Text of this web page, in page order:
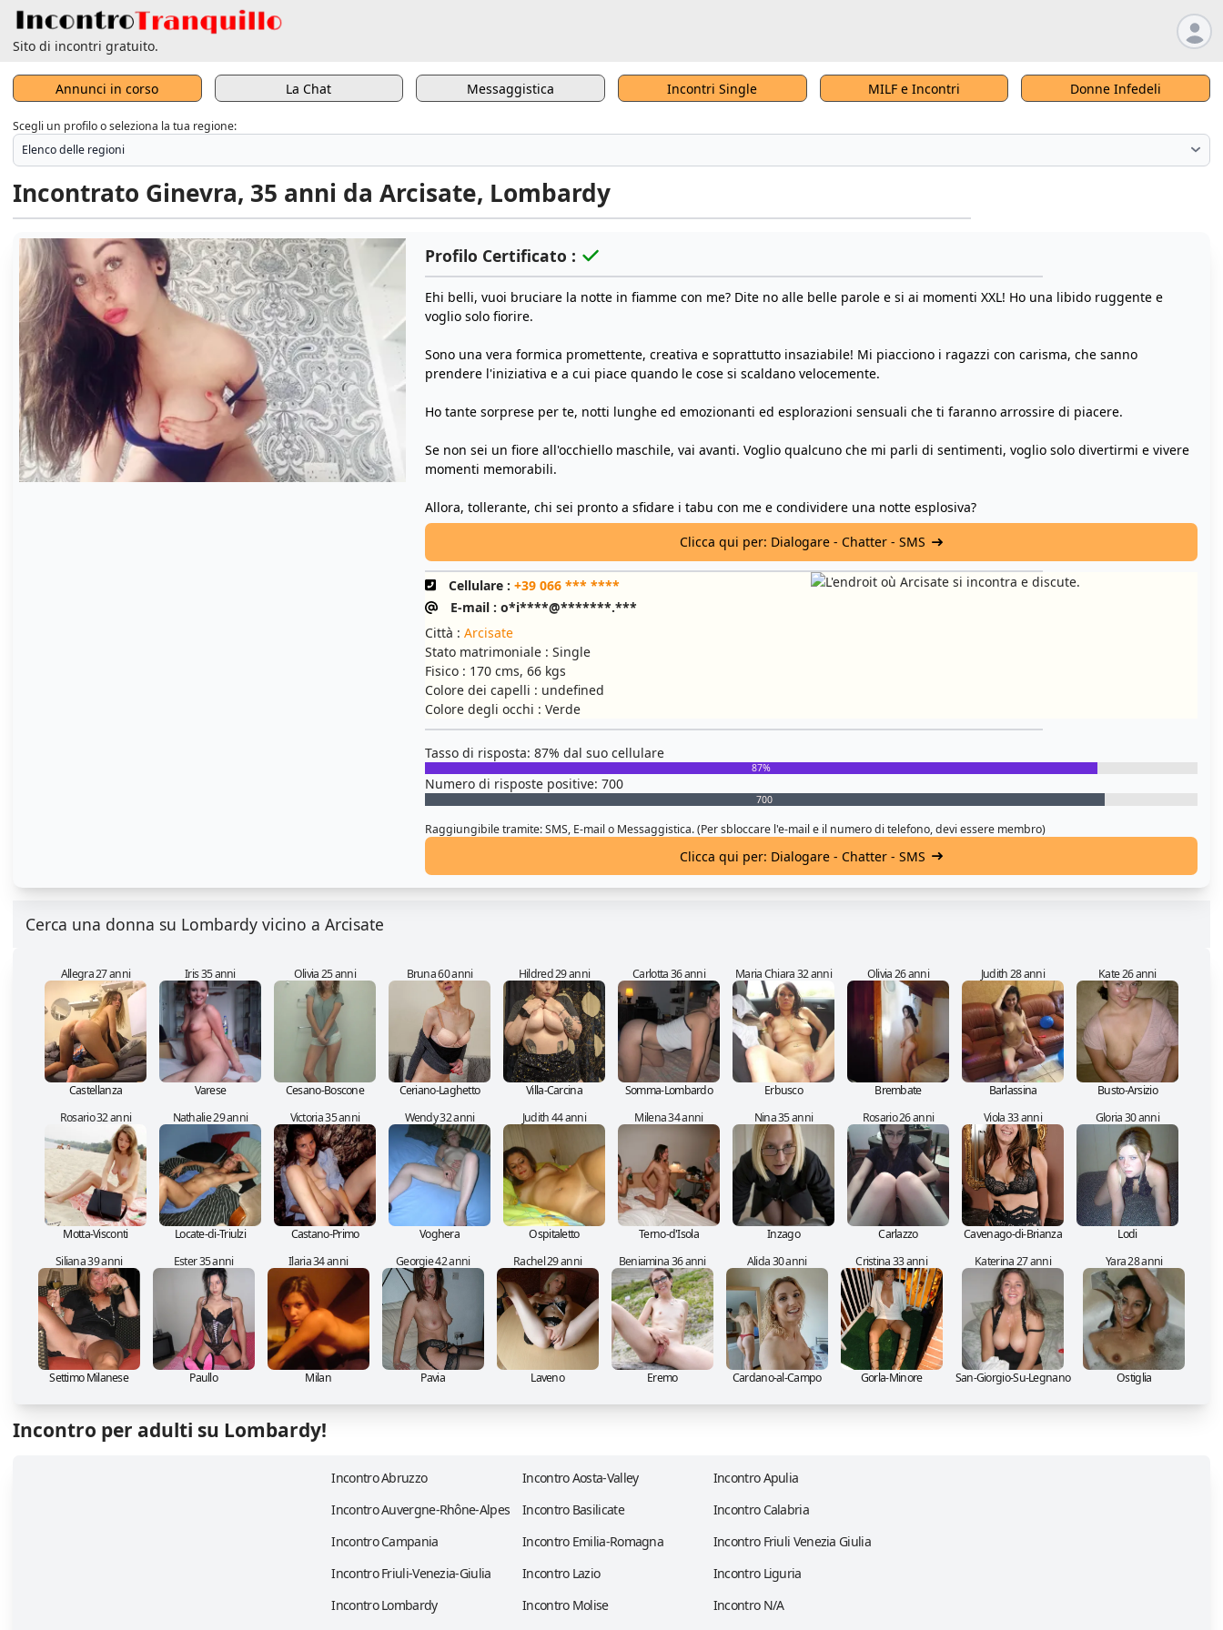
Sito di incontri gratuito.
Annunci in corso La Chat Messaggistica Incontri Single MILF e Incontri Donne Infedeli
Scegli un profilo o seleziona la tua regione:
Incontrato Ginevra, 35 anni da Arcisate, Lombardy
Profilo Certificato :
Ehi belli, vuoi bruciare la notte in fiamme con me? Dite no alle belle parole e si ai momenti XXL! Ho una libido ruggente e
voglio solo fiorire.
Sono una vera formica promettente, creativa e soprattutto insaziabile! Mi piacciono i ragazzi con carisma, che sanno
prendere l'iniziativa e a cui piace quando le cose si scaldano velocemente.
Ho tante sorprese per te, notti lunghe ed emozionanti ed esplorazioni sensuali che ti faranno arrossire di piacere.
Se non sei un fiore all'occhiello maschile, vai avanti. Voglio qualcuno che mi parli di sentimenti, voglio solo divertirmi e vivere
momenti memorabili.
Allora, tollerante, chi sei pronto a sfidare i tabu con me e condividere una notte esplosiva?
Clicca qui per: Dialogare - Chatter - SMS
Cellulare : +39 066 *** ****
E-mail : o*i****@*******.***
Città : Arcisate
Stato matrimoniale : Single
Fisico : 170 cms, 66 kgs
Colore dei capelli : undefined
Colore degli occhi : Verde
Tasso di risposta: 87% dal suo cellulare
87%
Numero di risposte positive: 700
700
Raggiungibile tramite: SMS, E-mail o Messaggistica. (Per sbloccare l'e-mail e il numero di telefono, devi essere membro)
Clicca qui per: Dialogare - Chatter - SMS
Cerca una donna su Lombardy vicino a Arcisate
Allegra 27 anni
Castellanza
Iris 35 anni
Varese
Olivia 25 anni
Cesano-Boscone
Bruna 60 anni
Ceriano-Laghetto
Hildred 29 anni
Villa-Carcina
Carlotta 36 anni
Somma-Lombardo
Maria Chiara 32 anni
Erbusco
Olivia 26 anni
Brembate
Judith 28 anni
Barlassina
Kate 26 anni
Busto-Arsizio
Rosario 32 anni
Motta-Visconti
Nathalie 29 anni
Locate-di-Triulzi
Victoria 35 anni
Castano-Primo
Wendy 32 anni
Voghera
Judith 44 anni
Ospitaletto
Milena 34 anni
Terno-d'Isola
Nina 35 anni
Inzago
Rosario 26 anni
Carlazzo
Viola 33 anni
Cavenago-di-Brianza
Gloria 30 anni
Lodi
Siliana 39 anni
Settimo Milanese
Ester 35 anni
Paullo
Ilaria 34 anni
Milan
Georgie 42 anni
Pavia
Rachel 29 anni
Laveno
Beniamina 36 anni
Eremo
Alida 30 anni
Cardano-al-Campo
Cristina 33 anni
Gorla-Minore
Katerina 27 anni
San-Giorgio-Su-Legnano
Yara 28 anni
Ostiglia
Incontro per adulti su Lombardy!
Incontro Abruzzo Incontro Aosta-Valley
Incontro Apulia
Incontro Auvergne-Rhône-Alpes
Incontro Basilicate
Incontro Calabria
Incontro Campania
Incontro Emilia-Romagna
Incontro Friuli Venezia Giulia
Incontro Friuli-Venezia-Giulia
Incontro Lazio
Incontro Liguria
Incontro Lombardy
Incontro Molise
Incontro N/A